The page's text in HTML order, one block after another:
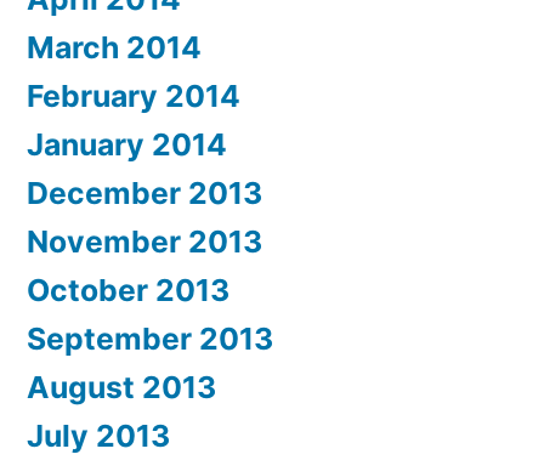
March 2014
February 2014
January 2014
December 2013
November 2013
October 2013
September 2013
August 2013
July 2013